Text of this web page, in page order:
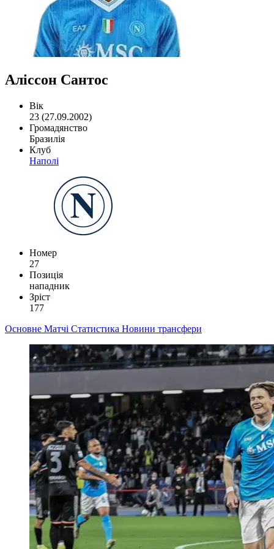
Аліссон Сантос
Вік
23 (27.09.2002)
Громадянство
Бразилія
Клуб
Наполі
Номер
27
Позиція
нападник
Зріст
177
Основне Матчі Статистика Новини трансфери